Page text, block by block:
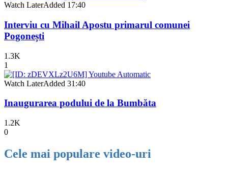
Watch LaterAdded 17:40
Interviu cu Mihail Apostu primarul comunei
Pogonești
1.3K
1
Watch LaterAdded 31:40
Inaugurarea podului de la Bumbăta
1.2K
0
Cele mai populare video-uri